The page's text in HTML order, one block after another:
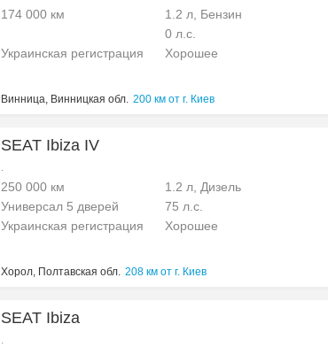
174 000 км 1.2 л, Бензин
0 л.с.
Украинская регистрация
Хорошее
Винница, Винницкая обл. 200 км от г. Киев
SEAT Ibiza IV
.
250 000 км 1.2 л, Дизель
Универсал 5 дверей
75 л.с.
Украинская регистрация
Хорошее
Хорол, Полтавская обл. 208 км от г. Киев
SEAT Ibiza
.